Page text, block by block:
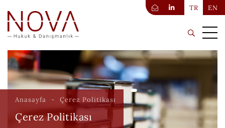
TR EN
Anasayfa Çerez Politikası
Çerez Politikası